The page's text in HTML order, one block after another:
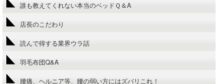
誰も教えてくれない本当のベッドＱ＆A
店長のこだわり
読んで得する業界ウラ話
羽毛布団Q&A
腰痛、ヘルニア等、腰の弱い方にはズバリこれ！